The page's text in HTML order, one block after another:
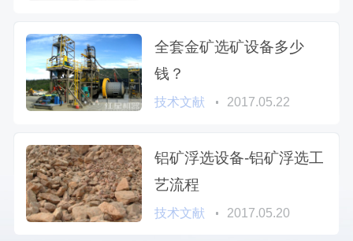
全套金矿选矿设备多少
钱？
技术文献 2017.05.22
铝矿浮选设备-铝矿浮选工
艺流程
技术文献 2017.05.20